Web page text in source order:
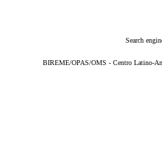
Search
BIREME/OPAS/OMS - Centro Latino-